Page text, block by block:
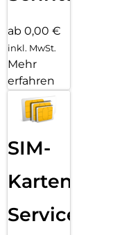
ab 0,00 €
inkl. MwSt.
Mehr
erfahren
SIM-
Karten
Service: